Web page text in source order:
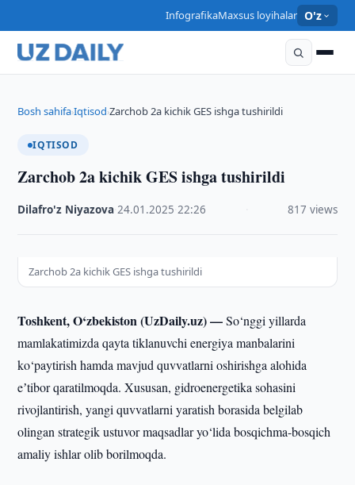
InfografikaMaxsus loyihalar O'z
Bosh sahifa›Iqtisod›Zarchob 2a kichik GES ishga tushirildi
IQTISOD
Zarchob 2a kichik GES ishga tushirildi
Dilafro'z Niyazova ·24.01.2025 ·22:26 817 views
Zarchob 2a kichik GES ishga tushirildi
Toshkent, O‘zbekiston (UzDaily.uz) —So‘nggi yillarda
mamlakatimizda qayta tiklanuvchi energiya manbalarini
ko‘paytirish hamda mavjud quvvatlarni oshirishga alohida
eʼtibor qaratilmoqda. Xususan, gidroenergetika sohasini
rivojlantirish, yangi quvvatlarni yaratish borasida belgilab
olingan strategik ustuvor maqsadlar yo‘lida bosqichma-bosqich
amaliy ishlar olib borilmoqda.